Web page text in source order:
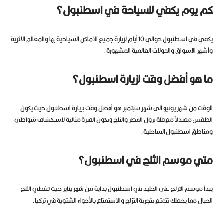
كم يوم يكفي للسياحة في اسطنبول؟
يكفي في اسطنبول حوالي 10 أيام لزيارة جميع الاماكن السياحية بها والمعالم الأثرية
وأشهر الاسواق والمولات العالمية المشهورة.
ما هو أفضل وقت لزيارة اسطنبول؟
الوقت من شهر يونيو الى شهر سبتمبر هو أفضل وقت بزيارة اسطنبول حيث يكون
الطقس معتدلاً مع قلة نزول المطر والثلج وتكون الفترة مثالية لاستكشاف شواطئ
ومناطق اسطنبول الساحلية.
متي موسم الثلج في اسطنبول؟
يبدأ موسم التزلج على الجليد في اسطنبول بداية من شهر يناير حيث تغطي الثلج
الجبال مما يجعلك تتمتع بتجربة التزلج والاستمتاع بالأجواء الشتوية في تركيا.